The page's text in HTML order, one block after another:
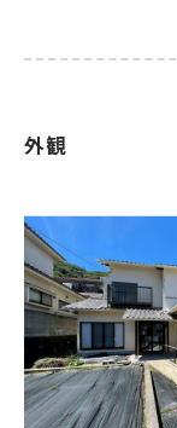
外観